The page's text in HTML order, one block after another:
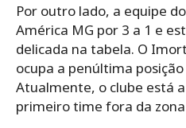
Por outro lado, a equipe
América MG por 3 a 1 e
delicada na tabela. O
ocupa a penúltima
Atualmente, o clube está
primeiro time fora da